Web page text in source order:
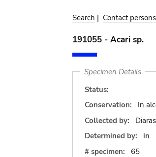
Search | Contact persons
191055 - Acari sp.
Specimen Details
Status:
Conservation:
In
Collected by:
Determined by:
in
# specimen:
65